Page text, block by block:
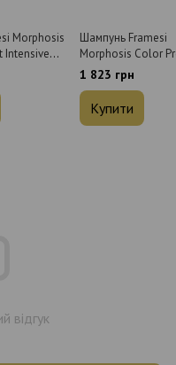
Morphosis
Intensive
захисту
250 мл
Шампунь Framesi
Morphosis Color
Shampoo для
фарбованого
1 823 грн
Купити
відгук